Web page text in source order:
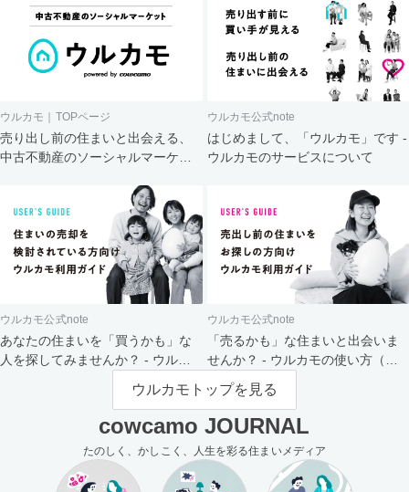
ウルカモ｜TOPページ
売り出し前の住まいと出会える、
中古不動産のソーシャルマーケッ
ウルカモ公式note
はじめまして、「ウルカモ」です -
ウルカモのサービスについて
ウルカモ公式note
あなたの住まいを「買うかも」な
人を探してみませんか？ - ウルカ
ウルカモ公式note
「売るかも」な住まいと出会いま
せんか？ - ウルカモの使い方（買
主さま向け）
ウルカモトップを見る
cowcamo JOURNAL
たのしく、かしこく、人生を彩る住まいメディア